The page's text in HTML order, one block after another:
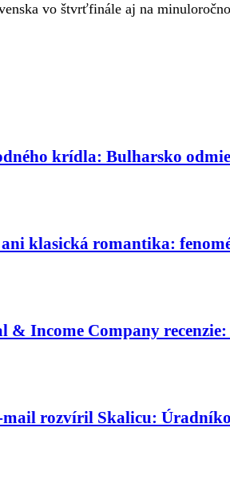
vo štvrťfinále aj na
krídla: Bulharsko
klasická romantika:
& Income Company
rozvíril Skalicu: